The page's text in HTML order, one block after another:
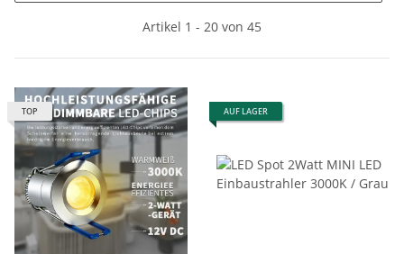
Artikel 1 - 20 von 45
TOP AUF LAGER